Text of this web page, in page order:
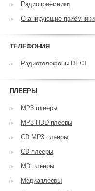
Радиоприёмники
Сканирующие приёмники
ТЕЛЕФОНИЯ
Радиотелефоны DECT
ПЛЕЕРЫ
MP3 плееры
MP3 HDD плееры
CD MP3 плееры
CD плееры
MD плееры
Медиаплееры